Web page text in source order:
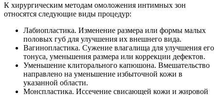
К хирургическим методам омоложения интимных зон
относятся следующие виды процедур:
Лабиопластика. Изменение размера или формы малых
половых губ для улучшения их внешнего вида.
Вагинопластика. Сужение влагалища для улучшения его
тонуса, уменьшения размера или коррекции дефектов.
Уменьшение клиторального капюшона. Вмешательство
направлено на уменьшение избыточной кожи в
указанной области.
Монспластика. Иссечение свисающей кожи и жировой